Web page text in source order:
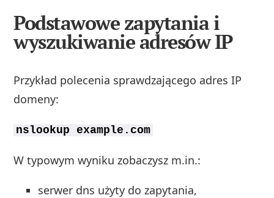
Podstawowe zapytania i
wyszukiwanie adresów IP
Przykład polecenia sprawdzającego adres IP
domeny:
nslookup example.com
W typowym wyniku zobaczysz m.in.:
serwer dns użyty do zapytania,